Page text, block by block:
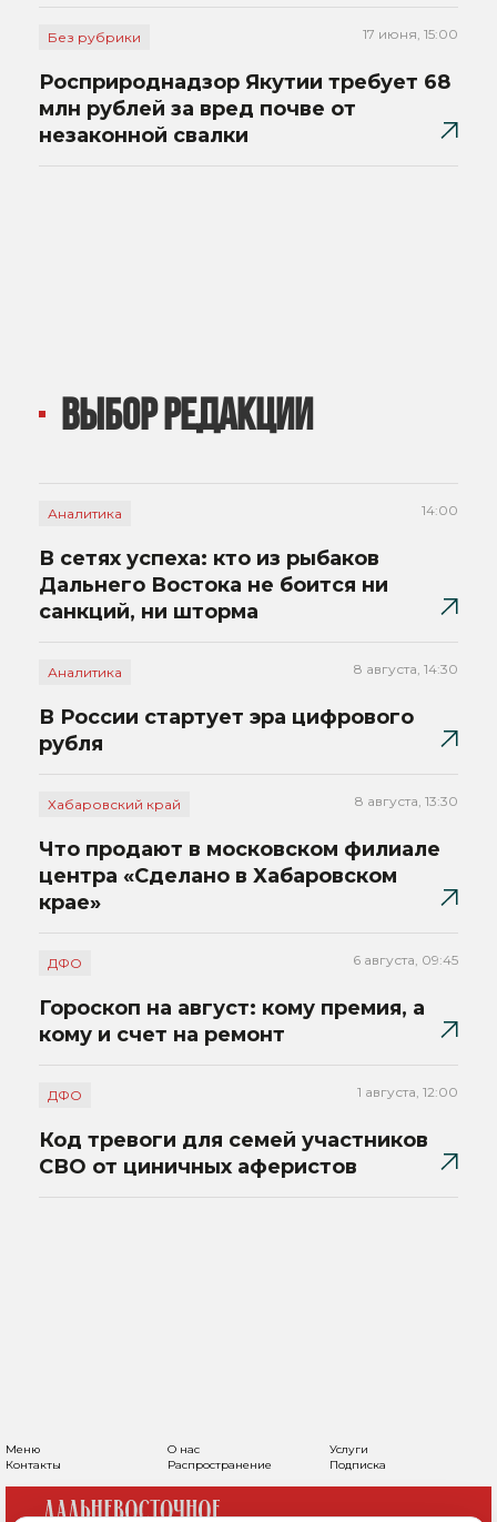
Без рубрики 17 июня, 15:00
Росприроднадзор Якутии требует 68
млн рублей за вред почве от
незаконной свалки
ВЫБОР РЕДАКЦИИ
Аналитика 14:00
В сетях успеха: кто из рыбаков
Дальнего Востока не боится ни
санкций, ни шторма
Аналитика 8 августа, 14:30
В России стартует эра цифрового
рубля
Хабаровский край 8 августа, 13:30
Что продают в московском филиале
центра «Сделано в Хабаровском
крае»
ДФО 6 августа, 09:45
Гороскоп на август: кому премия, а
кому и счет на ремонт
ДФО 1 августа, 12:00
Код тревоги для семей участников
СВО от циничных аферистов
Меню О нас
Услуги
Контакты
Распространение Подписка